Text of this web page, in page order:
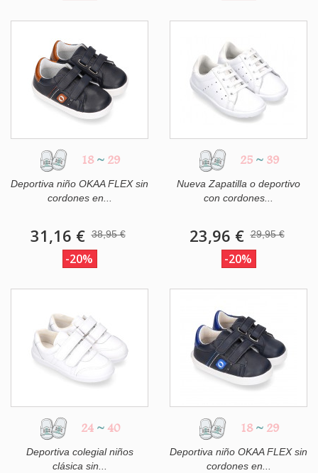
18 ~ 29
Deportiva niño OKAA FLEX sin
cordones en...
31,16 € 38,95 €
-20%
25 ~ 39
Nueva Zapatilla o deportivo
con cordones...
23,96 € 29,95 €
-20%
24 ~ 40
Deportiva colegial niños
clásica sin...
18 ~ 29
Deportiva niño OKAA FLEX sin
cordones en...